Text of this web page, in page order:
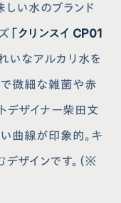
しい⽔のブランド
「クリンスイ CP01
いなアルカリ⽔を
で微細な雑菌や⾚
デザイナー柴⽥⽂
曲線が印象的。キ
ザインです。（※